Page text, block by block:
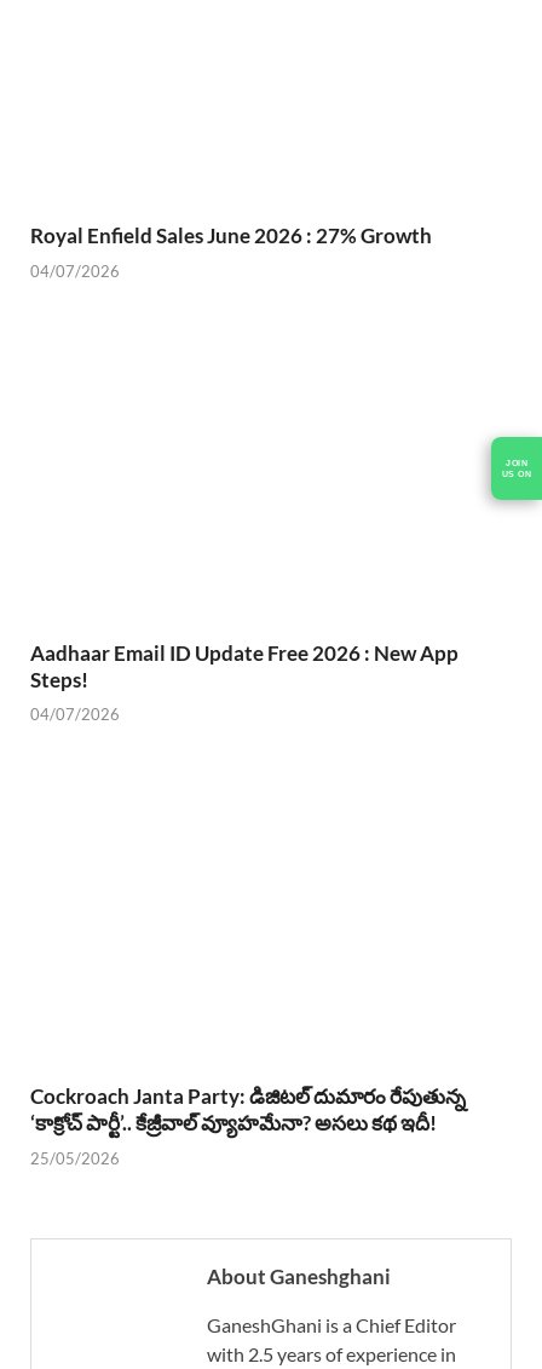
JOIN
US ON
Royal Enfield Sales June 2026 : 27% Growth
04/07/2026
Aadhaar Email ID Update Free 2026 : New App
Steps!
04/07/2026
Cockroach Janta Party: డిజిటల్ దుమారం రేపుతున్న
‘కాక్రోచ్ పార్టీ’.. కేజ్రీవాల్ వ్యూహమేనా? అసలు కథ ఇదీ!
25/05/2026
About Ganeshghani
GaneshGhani is a Chief Editor
with 2.5 years of experience in